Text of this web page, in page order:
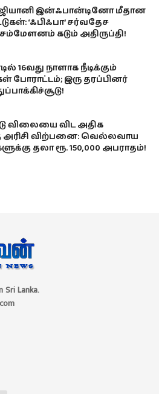
இன்ஃபான்டினோ மீதான
‘ஃபிஃபா’ சர்வதேச
கடும் அதிருப்தி!
16வது நாளாக நீடிக்கும்
போராட்டம்; இரு தரப்பினர்
விலையை விட அதிக
அரிசி விற்பனை: வெல்லவாய
தலா ரூ. 150,000 அபராதம்!
Sri Lanka.